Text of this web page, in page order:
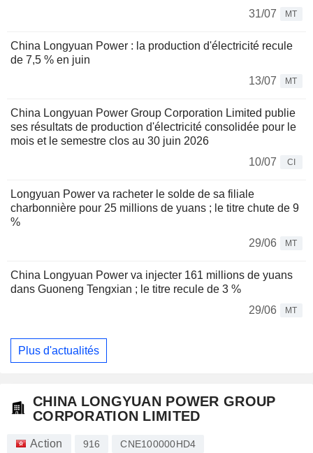
31/07
MT
China Longyuan Power : la production d'électricité recule
de 7,5 % en juin
13/07
MT
China Longyuan Power Group Corporation Limited publie
ses résultats de production d'électricité consolidée pour le
mois et le semestre clos au 30 juin 2026
10/07
CI
Longyuan Power va racheter le solde de sa filiale
charbonnière pour 25 millions de yuans ; le titre chute de 9
%
29/06
MT
China Longyuan Power va injecter 161 millions de yuans
dans Guoneng Tengxian ; le titre recule de 3 %
29/06
MT
Plus d'actualités
CHINA LONGYUAN POWER GROUP
CORPORATION LIMITED
Action 916 CNE100000HD4